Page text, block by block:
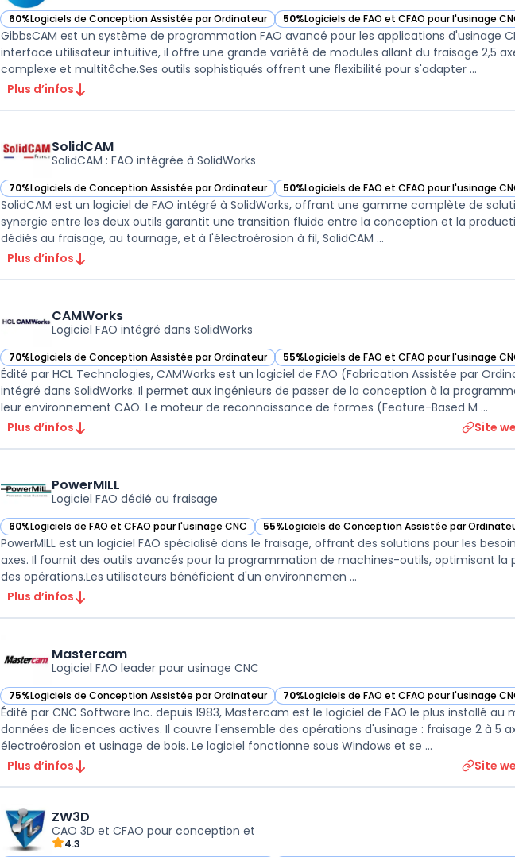
60%Logiciels de Conception Assistée par Ordinateur
— voir GibbsCAM dans cette catégorie 50%Logiciels de FAO et CFAO pour l'usinage
— voir GibbsCAM dans cette catégorie
GibbsCAM est un système de programmation FAO avancé pour les applications d'usinage
interface utilisateur intuitive, il offre une grande variété de modules allant du fraisage 2,5
complexe et multitâche.Ses outils sophistiqués offrent une flexibilité pour s'adapter ...
Plus d’infos
SolidCAM
SolidCAM : FAO intégrée à SolidWorks
70%Logiciels de Conception Assistée par Ordinateur
— voir SolidCAM dans cette catégorie 50%Logiciels de FAO et CFAO pour l'usinage
— voir SolidCAM dans cette catégorie
SolidCAM est un logiciel de FAO intégré à SolidWorks, offrant une gamme complète de
synergie entre les deux outils garantit une transition fluide entre la conception et la
dédiés au fraisage, au tournage, et à l'électroérosion à fil, SolidCAM ...
Plus d’infos
CAMWorks
Logiciel FAO intégré dans SolidWorks
70%Logiciels de Conception Assistée par Ordinateur
— voir CAMWorks dans cette catégorie 55%Logiciels de FAO et CFAO pour l'usinage
— voir CAMWorks dans cette catégorie
Édité par HCL Technologies, CAMWorks est un logiciel de FAO (Fabrication Assistée par
intégré dans SolidWorks. Il permet aux ingénieurs de passer de la conception à la
leur environnement CAO. Le moteur de reconnaissance de formes (Feature-Based M ...
Plus d’infos
Site
PowerMILL
Logiciel FAO dédié au fraisage
60%Logiciels de FAO et CFAO pour l'usinage CNC
— voir PowerMILL dans cette catégorie 55%Logiciels de Conception Assistée par
— voir PowerMILL dans cette catégorie
PowerMILL est un logiciel FAO spécialisé dans le fraisage, offrant des solutions pour les
axes. Il fournit des outils avancés pour la programmation de machines-outils, optimisant
des opérations.Les utilisateurs bénéficient d'un environnemen ...
Plus d’infos
Mastercam
Logiciel FAO leader pour usinage CNC
75%Logiciels de Conception Assistée par Ordinateur
— voir Mastercam dans cette catégorie 70%Logiciels de FAO et CFAO pour l'usinage
— voir Mastercam dans cette catégorie
Édité par CNC Software Inc. depuis 1983, Mastercam est le logiciel de FAO le plus installé au
données de licences actives. Il couvre l'ensemble des opérations d'usinage : fraisage 2 à 5
électroérosion et usinage de bois. Le logiciel fonctionne sous Windows et se ...
Plus d’infos
Site
ZW3D
CAO 3D et CFAO pour conception et
4.3